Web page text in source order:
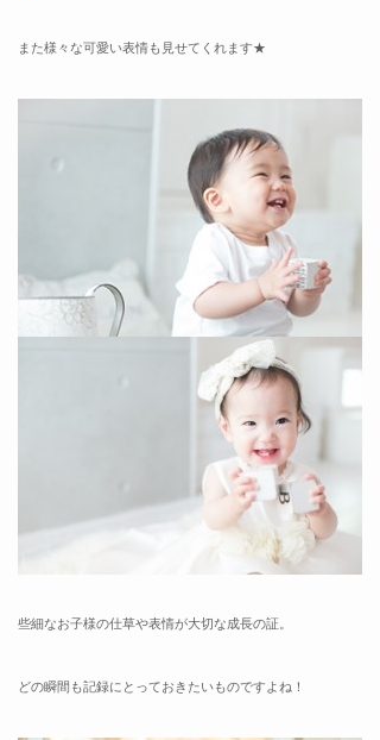
また様々な可愛い表情も見せてくれます★
些細なお子様の仕草や表情が大切な成長の証。
どの瞬間も記録にとっておきたいものですよね！